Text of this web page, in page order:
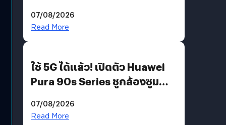
บริโภคและ B2B
07/08/2026
Read More
ใช้ 5G ได้แล้ว! เปิดตัว Huawei
Pura 90s Series ชูกล้องซูม
07/08/2026
Read More